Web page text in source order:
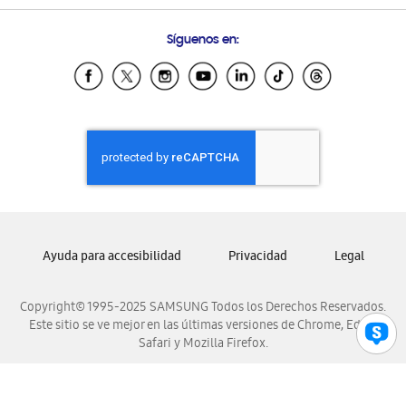
Samsung Ecuador
Samsung El Salvador
Samsung Honduras
Samsung Nicaragua
Samsung Panamá
Samsung Venezuela
Síguenos en:
Copyright© 1995-2025 SAMSUNG Todos los Derechos Reservados.
Este sitio se ve mejor en las últimas versiones de Chrome, Edge,
Safari y Mozilla Firefox.
Ayuda para accesibilidad Privacidad Legal